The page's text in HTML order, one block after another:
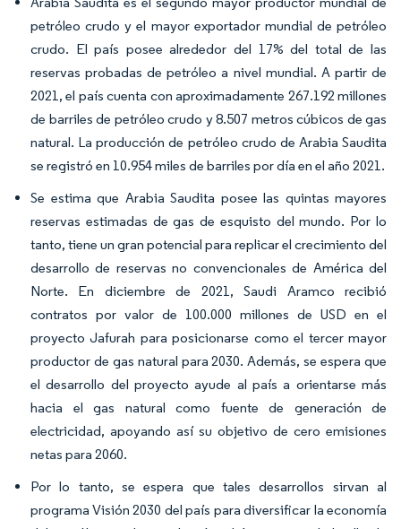
petróleo crudo y el mayor exportador mundial de petróleo
crudo. El país posee alrededor del 17% del total de las
reservas probadas de petróleo a nivel mundial. A partir de
2021, el país cuenta con aproximadamente 267.192 millones
de barriles de petróleo crudo y 8.507 metros cúbicos de gas
natural. La producción de petróleo crudo de Arabia Saudita
se registró en 10.954 miles de barriles por día en el año 2021.
Se estima que Arabia Saudita posee las quintas mayores
reservas estimadas de gas de esquisto del mundo. Por lo
tanto, tiene un gran potencial para replicar el crecimiento del
desarrollo de reservas no convencionales de América del
Norte. En diciembre de 2021, Saudi Aramco recibió
contratos por valor de 100.000 millones de USD en el
proyecto Jafurah para posicionarse como el tercer mayor
productor de gas natural para 2030. Además, se espera que
el desarrollo del proyecto ayude al país a orientarse más
hacia el gas natural como fuente de generación de
electricidad, apoyando así su objetivo de cero emisiones
netas para 2060.
Por lo tanto, se espera que tales desarrollos sirvan al
programa Visión 2030 del país para diversificar la economía